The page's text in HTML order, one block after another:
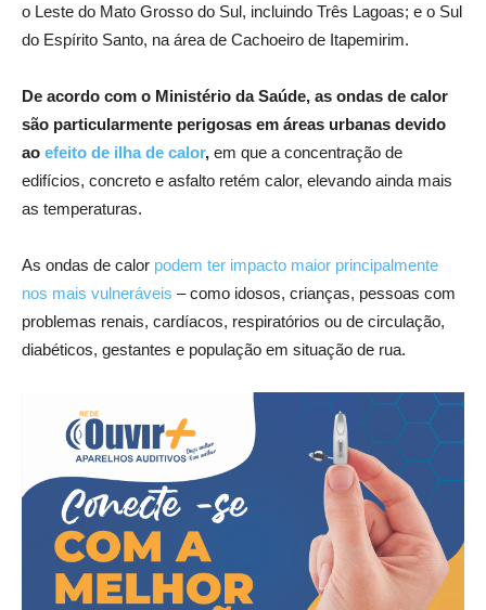
o Leste do Mato Grosso do Sul, incluindo Três Lagoas; e o Sul
do Espírito Santo, na área de Cachoeiro de Itapemirim.
De acordo com o Ministério da Saúde, as ondas de calor
são particularmente perigosas em áreas urbanas devido
ao efeito de ilha de calor, em que a concentração de
edifícios, concreto e asfalto retém calor, elevando ainda mais
as temperaturas.
As ondas de calor podem ter impacto maior principalmente
nos mais vulneráveis – como idosos, crianças, pessoas com
problemas renais, cardíacos, respiratórios ou de circulação,
diabéticos, gestantes e população em situação de rua.